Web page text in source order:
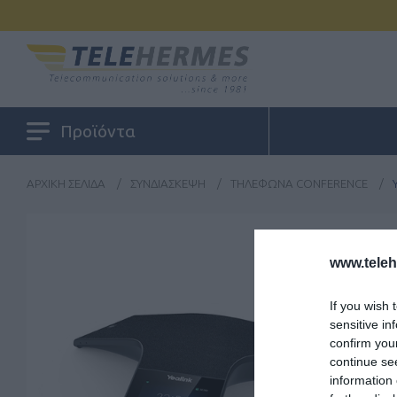
If you wish
sensitive
confirm
continue
information
Προϊόντα
ΑΡΧΙΚΉ ΣΕΛΊΔΑ / ΣΥΝΔΙΆΣΚΕΨΗ / ΤΗΛΈΦΩΝΑ CONFERENCE /